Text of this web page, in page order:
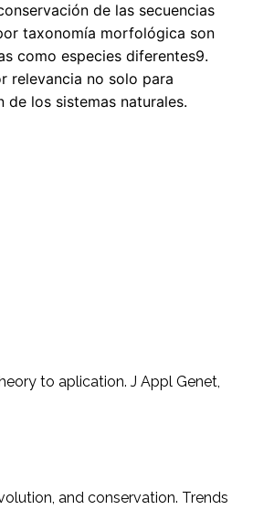
de las secuencias
taxonomía morfológica son
como especies diferentes9.
relevancia no solo para
los sistemas naturales.
to aplication. J Appl Genet,
and conservation. Trends